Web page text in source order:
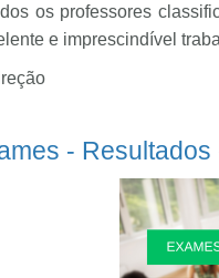
os professores
e imprescindível
- Resultados